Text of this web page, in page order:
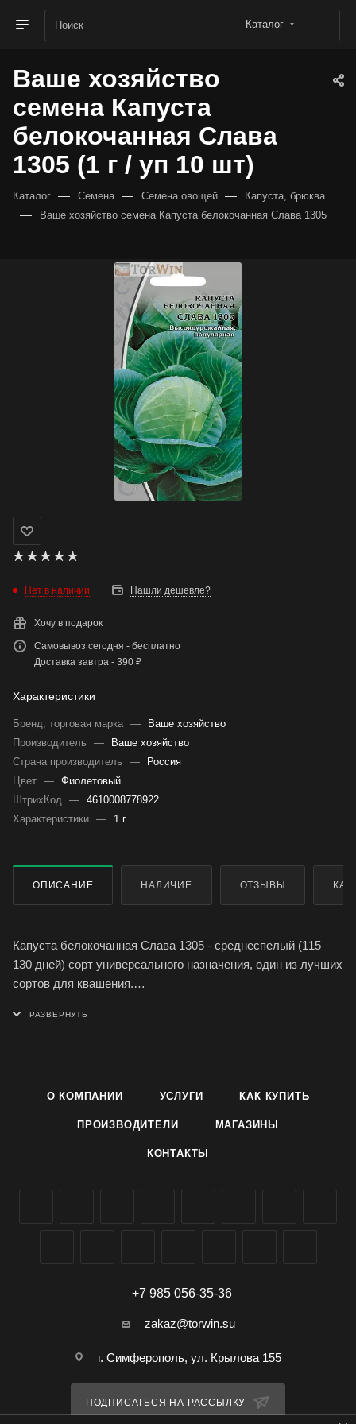
Каталог
Ваше хозяйство
семена Капуста
белокочанная Слава
1305 (1 г / уп 10 шт)
Каталог — Семена — Семена овощей — Капуста, брюква
— Ваше хозяйство семена Капуста белокочанная Слава 1305
Нет в наличии Нашли дешевле?
Хочу в подарок
Самовывоз сегодня - бесплатно
Доставка завтра - 390 ₽
Характеристики
Бренд, торговая марка —
Ваше хозяйство
Производитель
—
Ваше хозяйство
Страна производитель
—
Россия
Цвет — Фиолетовый
ШтрихКод — 4610008778922
Характеристики — 1 г
ОПИСАНИЕ НАЛИЧИЕ ОТЗЫВЫ
Капуста белокочанная Слава 1305 - среднеспелый (115–
130 дней) сорт универсального назначения, один из лучших
сортов для квашения.
формы, наружная окраска бледно-зеленая со слабым
растрескиванию.
на расстоянии 4–6 см. Поливают теплой водой по утрам.
обычно в сентябре - октябре.
можно купить оптом в Симферополе, Крыму, доставка по
О КОМПАНИИ УСЛУГИ КАК КУПИТЬ
ПРОИЗВОДИТЕЛИ МАГАЗИНЫ
КОНТАКТЫ
+7 985 056-35-36
zakaz@torwin.su
г. Симферополь, ул. Крылова 155
ПОДПИСАТЬСЯ НА РАССЫЛКУ